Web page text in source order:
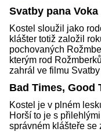
Svatby pana Voka
Kostel sloužil jako
klášter totiž založil
pochovaných
kterým rod
zahrál ve filmu
Bad Times, Good
Kostel je v plném
Horší to je s
správném klášteře se